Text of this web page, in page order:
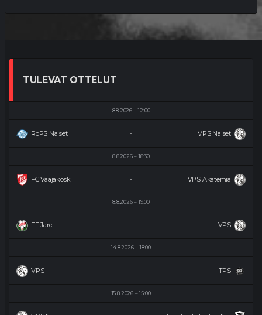
TULEVAT OTTELUT
8.8.2026 12:00
RoPS Naiset VPS Naiset
-
8.8.2026 18:30
FC Vaajakoski VPS Akatemia
-
8.8.2026 19:00
FF Jaro VPS
-
14.8.2026 18:00
VPS TPS
-
15.8.2026 15:00